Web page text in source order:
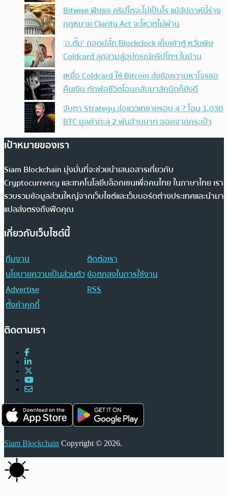
Bitwise ฟันธง คริปโตจะไม่เป็นไร แม้สัปดาห์นี้ร่าง
กฎหมาย Clarity Act จะโหวตไม่ผ่าน
‘อ.ตั๊ม’ ถอดปลั้ก Blockclock เก็บเข้าตู้ หวั่นพิษ
Coldcard ลุกลามสู่อุปกรณ์คริปโทฯ ในบ้าน
เหยื่อ Coldcard ใช้ Bitcoin ส่งข้อความหาโจรขอ
คืนเงิน ตัดพ้อชีวิตโอนกลับมาสักนิดก็ยังดี
จับตา Strategy ส่อแววเทขายรอบ 4 ? โอน 1,030
BTC มูลค่าทะลุ 2 พันล้านบาท ออกจากกระเป๋า
เป้าหมายของเรา
Siam Blockchain มุ่งมั่นที่จะช่วยนำเสนอสารเกี่ยวกับ
Cryptocurrency และเทคโนโลยีบล็อกเชนเพื่อคนไทย ในภาษาไทย เรา
รวบรวมข้อมูลส่วนใหญ่จากเว็บไซต์และเว็บบอร์ดต่างประเทศและนำมา
แปลส่งตรงถึงฟีดคุณ
เกี่ยวกับเว็บไซต์นี้
ทีมงาน
ติดต่อเรา
นโยบายความเป็นส่วนตัวข้อตกลงในการใช้งาน
Advertise
RSS
ตั้งค่าคุกกี้
ติดตามเรา
Siam Blockchain Copyright © 2026.